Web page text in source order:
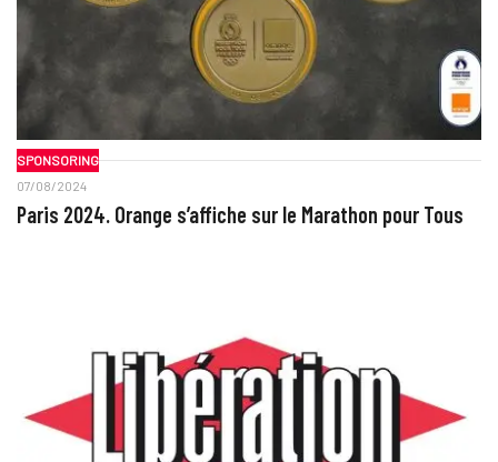
SPONSORING
07/08/2024
Paris 2024. Orange s’affiche sur le Marathon pour Tous